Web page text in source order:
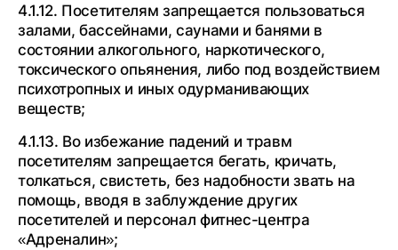
4.1.12. Посетителям запрещается пользоваться
залами, бассейнами, саунами и банями в
состоянии алкогольного, наркотического,
токсического опьянения, либо под воздействием
психотропных и иных одурманивающих
веществ;
4.1.13. Во избежание падений и травм
посетителям запрещается бегать, кричать,
толкаться, свистеть, без надобности звать на
помощь, вводя в заблуждение других
посетителей и персонал фитнес-центра
«Адреналин»;